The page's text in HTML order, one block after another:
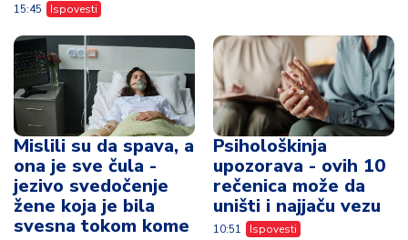
15:45 Ispovesti
Mislili su da spava, a
ona je sve čula -
jezivo svedočenje
žene koja je bila
svesna tokom kome
Psihološkinja
upozorava - ovih 10
rečenica može da
uništi i najjaču vezu
10:51 Ispovesti